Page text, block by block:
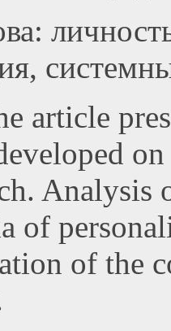
article
Analysis
of
of the